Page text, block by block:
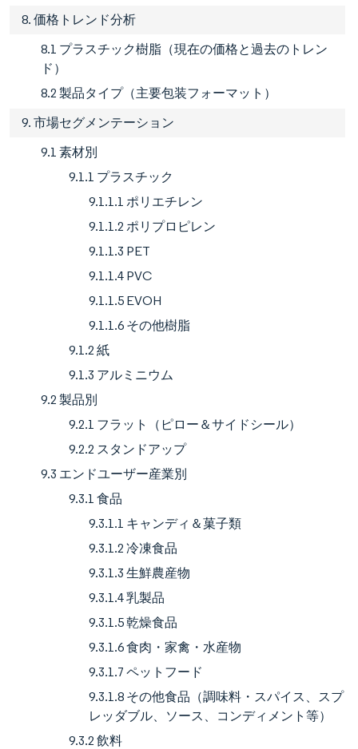
8. 価格トレンド分析
8.1 プラスチック樹脂（現在の価格と過去のトレン
ド）
8.2 製品タイプ（主要包装フォーマット）
9. 市場セグメンテーション
9.1 素材別
9.1.1 プラスチック
9.1.1.1 ポリエチレン
9.1.1.2 ポリプロピレン
9.1.1.3 PET
9.1.1.4 PVC
9.1.1.5 EVOH
9.1.1.6 その他樹脂
9.1.2 紙
9.1.3 アルミニウム
9.2 製品別
9.2.1 フラット（ピロー＆サイドシール）
9.2.2 スタンドアップ
9.3 エンドユーザー産業別
9.3.1 食品
9.3.1.1 キャンディ＆菓子類
9.3.1.2 冷凍食品
9.3.1.3 生鮮農産物
9.3.1.4 乳製品
9.3.1.5 乾燥食品
9.3.1.6 食肉・家禽・水産物
9.3.1.7 ペットフード
9.3.1.8 その他食品（調味料・スパイス、スプ
レッダブル、ソース、コンディメント等）
9.3.2 飲料